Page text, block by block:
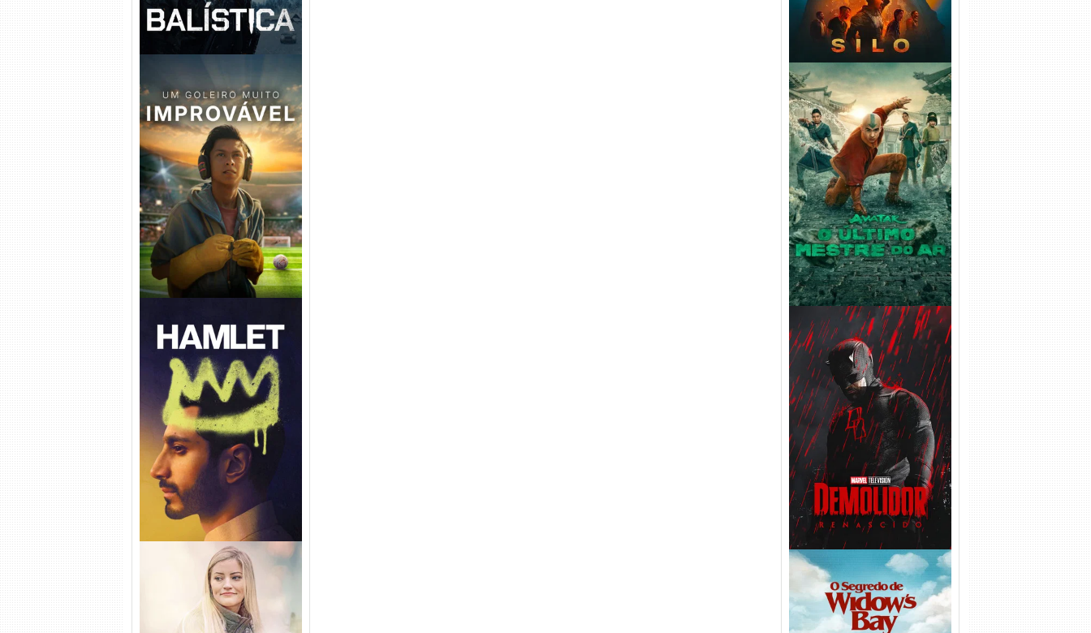
Um Goleiro Muito Improvável
Torrent (2026) WEB-DL 1080p
Dual Áudio
Hamlet Torrent (2026) WEB-
DL 1080p Dual Áudio
Avatar: O Último Mestre do
Ar 2ª Temporada Torrent
(2026) WEB-DL 1080p Dual
Áudio
Demolidor: Renascido 2ª
Temporada (2026) WEB-DL
1080p Dual Áudio